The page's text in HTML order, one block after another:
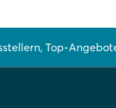
Top-